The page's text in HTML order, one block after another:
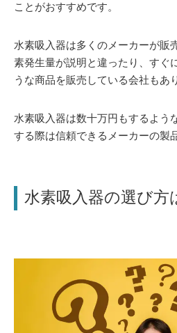
ことがおすすめです。
水素吸入器は多くのメーカーが販
素発生量が説明と違ったり、すぐ
うな商品を販売している会社もあ
水素吸入器は数十万円もするよう
する際は信頼できるメーカーの製
水素吸入器の選び方